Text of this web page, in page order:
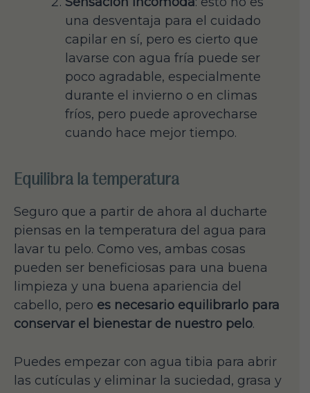
una desventaja para el cuidado
capilar en sí, pero es cierto que
lavarse con agua fría puede ser
poco agradable, especialmente
durante el invierno o en climas
fríos, pero puede aprovecharse
cuando hace mejor tiempo.
Equilibra la temperatura
Seguro que a partir de ahora al ducharte
piensas en la temperatura del agua para
lavar tu pelo. Como ves, ambas cosas
pueden ser beneficiosas para una buena
limpieza y una buena apariencia del
cabello, pero es necesario equilibrarlo para
conservar el bienestar de nuestro pelo.
Puedes empezar con agua tibia para abrir
las cutículas y eliminar la suciedad, grasa y